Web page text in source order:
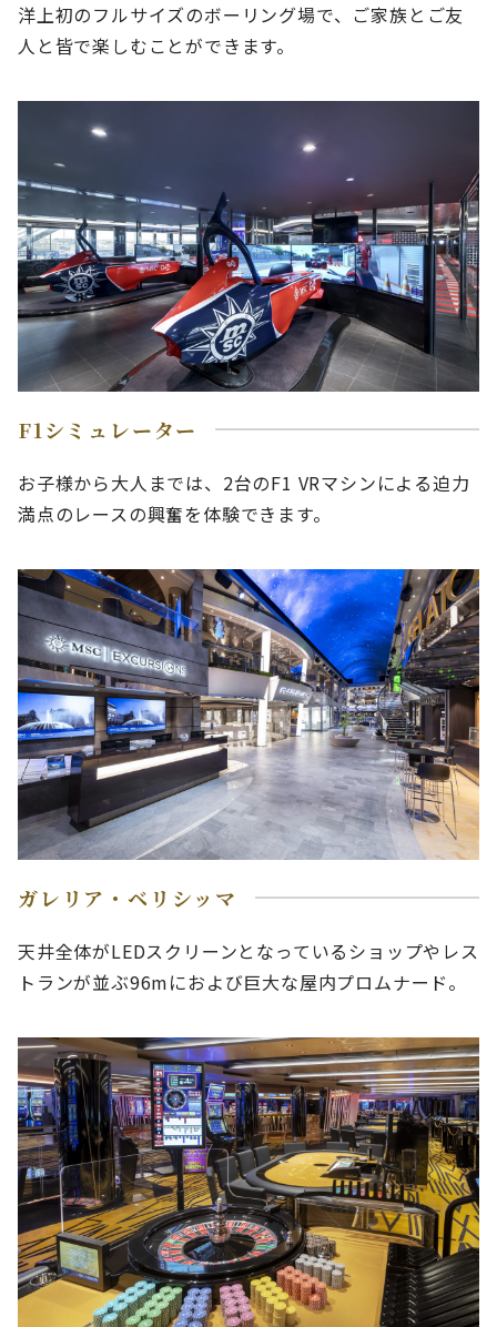
洋上初のフルサイズのボーリング場で、ご家族とご友
人と皆で楽しむことができます。
F1シミュレーター
お子様から大人までは、2台のF1 VRマシンによる迫力
満点のレースの興奮を体験できます。
ガレリア・ベリシッマ
天井全体がLEDスクリーンとなっているショップやレス
トランが並ぶ96mにおよび巨大な屋内プロムナード。